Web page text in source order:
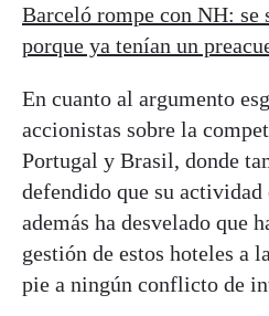
Barceló rompe con NH: se
porque ya tenían un
En cuanto al argumento
accionistas sobre la
Portugal y Brasil, donde
defendido que su
además ha desvelado que
gestión de estos hoteles a
pie a ningún conflicto de